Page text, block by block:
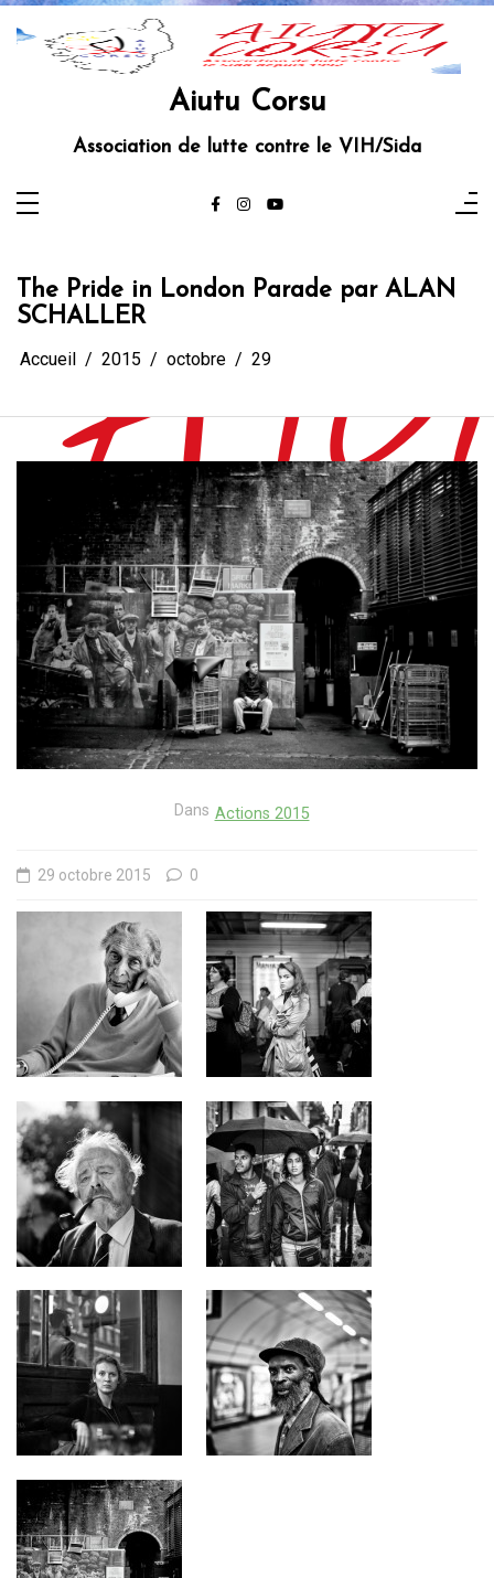
Aller
contenu
Aiutu Corsu
Association de lutte contre le VIH/Sida
The Pride in London Parade par ALAN
SCHALLER
Accueil 2015 octobre 29
Dans Actions 2015
29 octobre 2015 0